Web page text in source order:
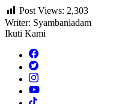
Post Views: 2,303
Writer: Syambaniadam
Ikuti Kami